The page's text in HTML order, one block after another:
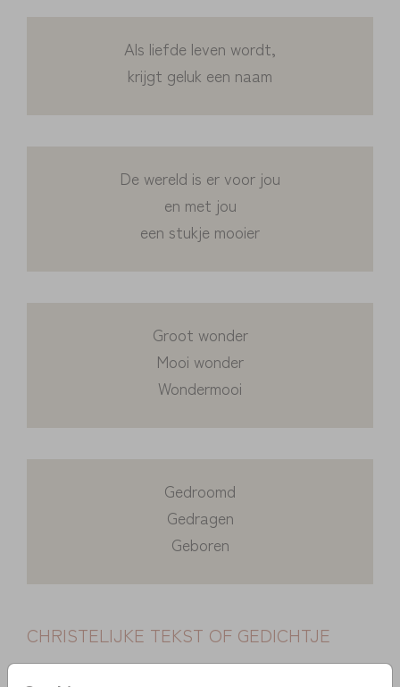
Als liefde leven wordt,
krijgt geluk een naam
De wereld is er voor jou
en met jou
een stukje mooier
Groot wonder
Mooi wonder
Wondermooi
Gedroomd
Gedragen
Geboren
CHRISTELIJKE TEKST OF GEDICHTJE
Een korte Christelijke tekst voor op het